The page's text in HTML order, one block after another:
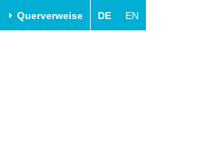
Querverweise DE EN